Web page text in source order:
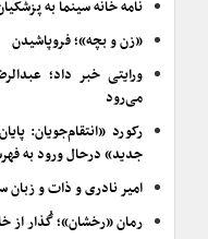
نامه خانه سینما به
«زن و بچه»؛ فروپاشیدن
ورایتی خبر داد؛
می‌رود
رکورد «انتقام‌جویان:
جدید» درحال ورود به
امیر نادری و ذات و زبان
رمان «رخشان»؛ گُذار از